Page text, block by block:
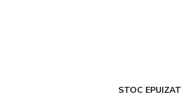
STOC EPUIZAT
STOC EPUIZAT
STOC EPUIZAT